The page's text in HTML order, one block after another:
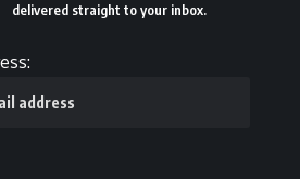
delivered straight to your inbox.